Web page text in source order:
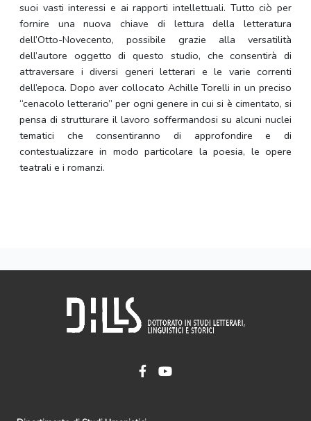
suoi vasti interessi e ai rapporti intellettuali. Tutto ciò per
fornire una nuova chiave di lettura della letteratura
dell’Otto-Novecento, possibile grazie alla versatilità
dell’autore oggetto di questo studio, che consentirà di
attraversare i diversi generi letterari e le varie correnti
dell’epoca. Dopo aver collocato Achille Torelli in un preciso
“cenacolo letterario” per ogni genere in cui si è cimentato, si
pensa di strutturare il lavoro soffermandosi su alcuni nuclei
tematici che consentiranno di approfondire e di
contestualizzare in modo particolare la poesia, le opere
teatrali e i romanzi.